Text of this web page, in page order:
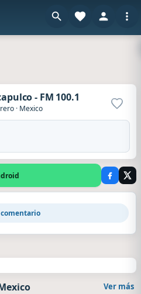
- FM 100.1
· Mexico
Ver más